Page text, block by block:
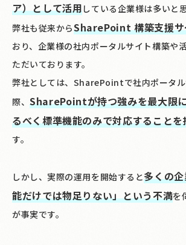
ア）として活用している企業様は多いと
弊社も従来からSharePoint 構築支援サ
おり、企業様の社内ポータルサイト構築や
ただいております。
弊社としては、SharePointで社内ポータル
際、SharePointが持つ強みを最大限
るべく標準機能のみで対応することを
す。
しかし、実際の運用を開始すると多くの
能だけでは物足りない」という不満を
が事実です。